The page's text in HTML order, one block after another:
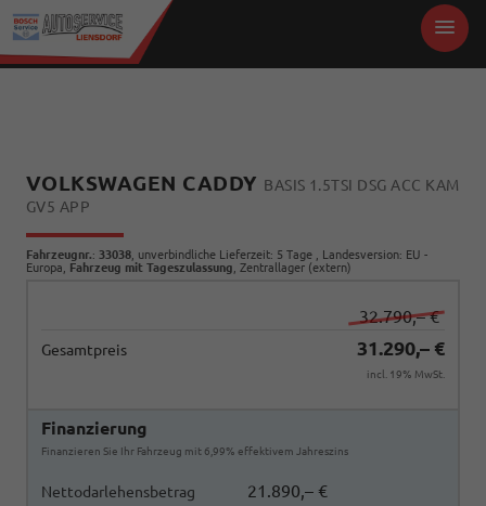
VOLKSWAGEN CADDY BASIS 1.5TSI DSG ACC KAM
GV5 APP
Fahrzeugnr.: 33038 , unverbindliche Lieferzeit: 5 Tage , Landesversion: EU -
Europa, Fahrzeug mit Tageszulassung , Zentrallager (extern)
32.790,– €
Gesamtpreis 31.290,– €
incl. 19% MwSt.
Finanzierung
Finanzieren Sie Ihr Fahrzeug mit 6,99% effektivem Jahreszins
Nettodarlehensbetrag 21.890,– €